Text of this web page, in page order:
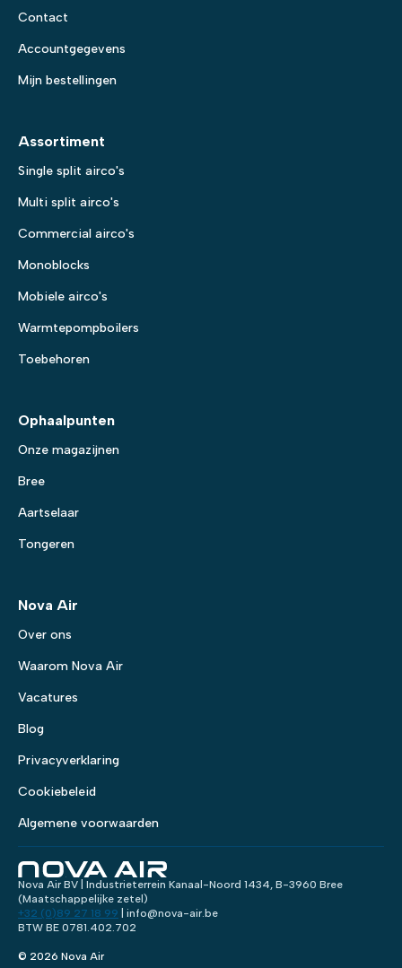
Contact
Accountgegevens
Mijn bestellingen
Assortiment
Single split airco's
Multi split airco's
Commercial airco's
Monoblocks
Mobiele airco's
Warmtepompboilers
Toebehoren
Ophaalpunten
Onze magazijnen
Bree
Aartselaar
Tongeren
Nova Air
Over ons
Waarom Nova Air
Vacatures
Blog
Privacyverklaring
Cookiebeleid
Algemene voorwaarden
© 2026 Nova Air
+32 (0)89 27 18 99 | info@nova-air.be
BTW BE 0781.402.702
Nova Air BV | Industrieterrein Kanaal-Noord 1434, B-3960 Bree
(Maatschappelijke zetel)